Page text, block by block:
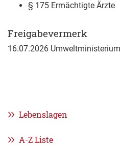
§ 175 Ermächtigte Ärzte
Freigabevermerk
16.07.2026
Lebenslagen
A-Z Liste